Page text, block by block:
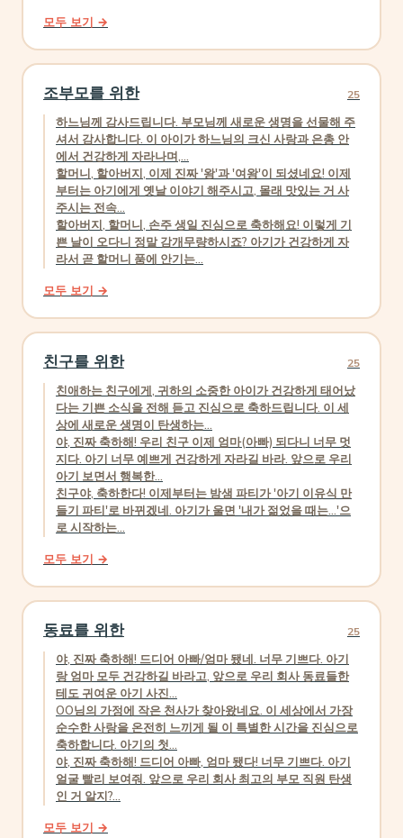
모두 보기 →
조부모를 위한 25
하느님께 감사드립니다. 부모님께 새로운 생명을 선물해 주
셔서 감사합니다. 이 아이가 하느님의 크신 사랑과 은총 안
에서 건강하게 자라나며,...
할머니, 할아버지, 이제 진짜 '왕'과 '여왕'이 되셨네요! 이제
부터는 아기에게 옛날 이야기 해주시고, 몰래 맛있는 거 사
주시는 전속...
할아버지, 할머니, 손주 생일 진심으로 축하해요! 이렇게 기
쁜 날이 오다니 정말 감개무량하시죠? 아기가 건강하게 자
라서 곧 할머니 품에 안기는...
모두 보기 →
친구를 위한 25
친애하는 친구에게, 귀하의 소중한 아이가 건강하게 태어났
다는 기쁜 소식을 전해 듣고 진심으로 축하드립니다. 이 세
상에 새로운 생명이 탄생하는...
야, 진짜 축하해! 우리 친구 이제 엄마(아빠) 되다니 너무 멋
지다. 아기 너무 예쁘게 건강하게 자라길 바라. 앞으로 우리
아기 보면서 행복한...
친구야, 축하한다! 이제부터는 밤샘 파티가 '아기 이유식 만
들기 파티'로 바뀌겠네. 아기가 울면 '내가 젊었을 때는...'으
로 시작하는...
모두 보기 →
동료를 위한 25
야, 진짜 축하해! 드디어 아빠/엄마 됐네. 너무 기쁘다. 아기
랑 엄마 모두 건강하길 바라고, 앞으로 우리 회사 동료들한
테도 귀여운 아기 사진...
OO님의 가정에 작은 천사가 찾아왔네요. 이 세상에서 가장
순수한 사랑을 온전히 느끼게 될 이 특별한 시간을 진심으로
축하합니다. 아기의 첫...
야, 진짜 축하해! 드디어 아빠, 엄마 됐다! 너무 기쁘다. 아기
얼굴 빨리 보여줘. 앞으로 우리 회사 최고의 부모 직원 탄생
인 거 알지?...
모두 보기 →